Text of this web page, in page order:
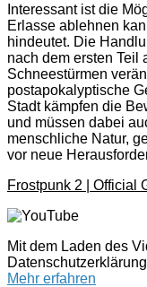
Interessant ist die
Erlasse ablehnen
hindeutet. Die
nach dem ersten Teil
Schneestürmen
postapokalyptische
Stadt kämpfen die
und müssen dabei
menschliche Natur,
vor neue
Frostpunk 2 | Official
Mit dem Laden des
Mehr erfahren